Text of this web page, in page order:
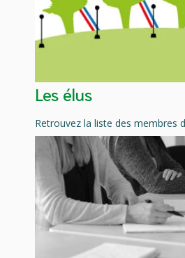
Les élus
Retrouvez la liste des membres